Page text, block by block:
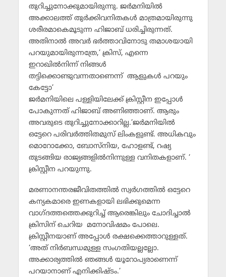
തുറിച്ചുനോക്കുമായിരുന്നു. ജര്‍മനിയില്‍
അക്കാലത്ത് തുര്‍ക്കിവനിതകള്‍ മാത്രമായിരുന്നു
ശരീരമാകെമൂടുന്ന ഹിജാബ് ധരിച്ചിരുന്നത്.
അതിനാല്‍ അവര്‍ ഭര്‍ത്താവിനോടു തമാശയായി
പറയുമായിരുന്നത്രേ,’ ക്രിസ്, എന്നെ
ഇറാഖില്‍നിന്ന് നിങ്ങള്‍
തട്ടിക്കൊണ്ടുവന്നതാണെന്ന് ആളുകള്‍ പറയും
കേട്ടോ’
ജര്‍മനിയിലെ പള്ളിയിലേക്ക് ക്രിസ്റ്റീന ഇപ്പോള്‍
പോകുന്നത് ഹിജാബ് അണിഞ്ഞാണ്. ആരും
അവരുടെ തുറിച്ചുനോക്കാറില്ല.’ജര്‍മനിയില്‍
ഒട്ടേറെ പരിവര്‍ത്തിതമുസ് ലിംകളുണ്ട്. അധികവും
മൊറോക്കോ, ബോസ്‌നിയ, ഹോളണ്ട്, റഷ്യ
തുടങ്ങിയ രാജ്യങ്ങളില്‍നിന്നുള്ള വനിതകളാണ്. ‘
ക്രിസ്റ്റീന പറയുന്നു.
മരണാനന്തരജീവിതത്തില്‍ സ്വര്‍ഗത്തില്‍ ഒട്ടേറെ
കന്യകമാരെ ഇണകളായി ലഭിക്കുമെന്ന
വാഗ്ദത്തത്തെക്കുറിച്ച് ആരെങ്കിലും ചോദിച്ചാല്‍
ക്രിസിന് ചെറിയ മനോവിഷമം പോലെ.
ക്രിസ്റ്റീനയാണ് അപ്പോള്‍ രക്ഷക്കെത്താറുള്ളത്.
‘അത് നിര്‍ബന്ധമുള്ള സംഗതിയല്ലല്ലോ.
അക്കാര്യത്തില്‍ ഞങ്ങള്‍ യൂറോപ്യരാണെന്ന്
പറയാനാണ് എനിക്കിഷ്ടം.’